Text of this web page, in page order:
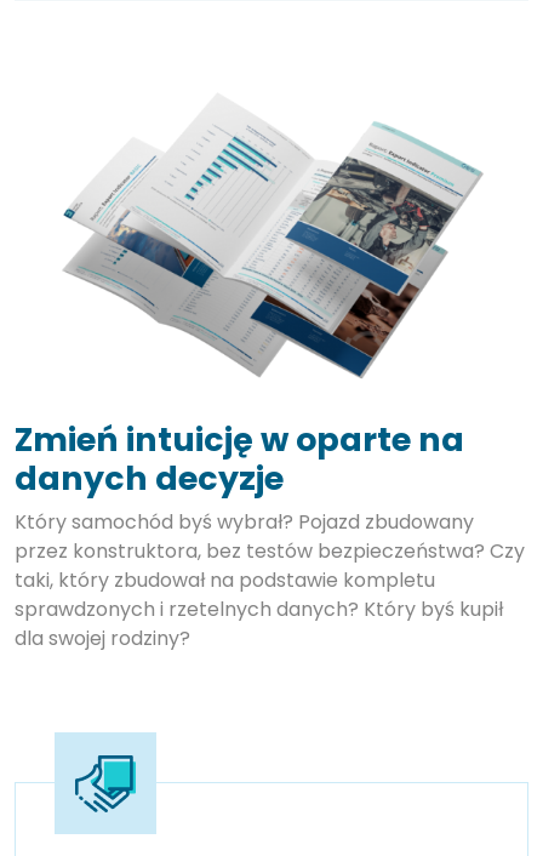
Zmień intuicję w oparte na
danych decyzje
Który samochód byś wybrał? Pojazd zbudowany
przez konstruktora, bez testów bezpieczeństwa? Czy
taki, który zbudował na podstawie kompletu
sprawdzonych i rzetelnych danych? Który byś kupił
dla swojej rodziny?